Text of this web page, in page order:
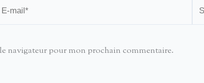
mail*
navigateur pour mon prochain commentaire.